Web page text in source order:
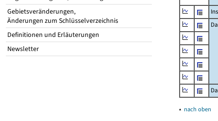
Gebietsveränderungen,
Änderungen zum Schlüsselverzeichnis
Definitionen und Erläuterungen
Newsletter
▴ nach oben